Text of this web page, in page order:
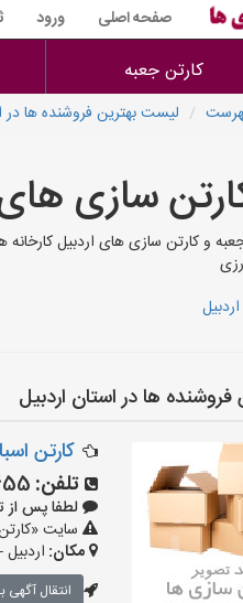
صفحه اصلی ورود
کارتن جعبه
لیست بهترین فروشنده ها در
سازی
و کارتن سازی های اردبیل
ها در استان اردبیل
کارتن
تلفن:
لطفا پس از
سایت
مکان: اردبیل
انتقال آگهی